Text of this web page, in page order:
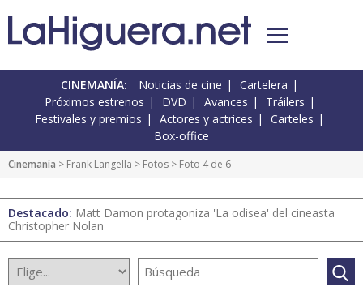
CINEMANÍA: Noticias de cine
Cartelera
Próximos estrenos
DVD Avances
Tráilers
Festivales y premios
Actores y actrices
Carteles
Box-office
Cinemanía > Frank Langella > Fotos > Foto 4 de 6
Destacado: Matt Damon protagoniza 'La odisea' del cineasta
Christopher Nolan